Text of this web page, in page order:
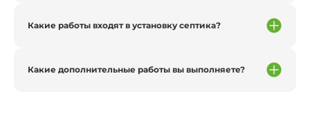
Какие работы входят в установку септика?
Какие дополнительные работы вы выполняете?